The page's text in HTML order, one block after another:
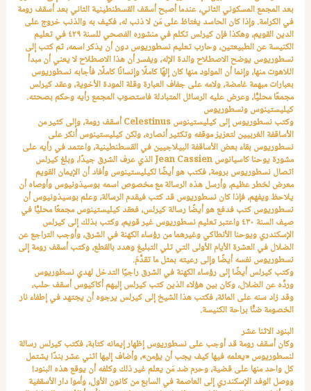
بعد المجمع المسكوني الثاني، عندما أصبح أسقف القسطنطينية الثاني بعد أسقف رومة
في الكرامة. وإذا كان الحاسد يغتاظ على مَن لا ذنب له، فكيف به والذنب خروج على
الدين القويم، وهكذا فإن كيرلس تكلم في منشوره الفصحي للسنة ٤٢٩ في تعليم
الكنيسة عن الطبيعتين، وحارب تعليم نسطوريوس دون أن يذكر اسمه، ثم كتب إلى
نسطوريوس يوضح الاصطلاح والدة الإله، ويفسر أن هذا الاصطلاح لا يعني أن مبدأ
اللاهوت منها، وإنما أن المولود منها كان إلهًا كاملًا وإنسانًا كاملًا، فأجابه نسطوريوس
بعبارات مبهمة غامضة، ولامه على جفاف العبارة وقلة المودة الأخوية، وعقد كيرلس
مجمعًا محليًّا، وعرض عليه الرسائل المتبادلة فاستصوب المجمع رأيه وحكم بصحته.
كيليستينوس ونسطوريوس
وكتب نسطوريوس إلى كيليستينوسCelestinusأسقف رومة، وإلى كثير من
الأساقفة الغربيين لتعزيز موقفه وتكثير أنصاره، ولكن كيليستينوس أنكر على
نسطوريوس بقاء بعض الأساقفة البيلاجيين في القسطنطينية، واعتمد في رأيه على
مشورة يوحنا كاسيانوسJean Cassienالذي عرف الشرق جيدًا، وبلغ كيرلس
اتصال نسطوريوس برومة، فكتب هو أيضًا لكيليستينوس وأفاد أن الإيمان القويم
معرض لخطر عظيم، وأرسل هذه الرسالة مع مخصوص اسمه بوسيذونيوس وأوصاه أن
يلاحظ ويفهم، فإذا كان نسطوريوس قد كتب فيقدم الرسالة، وعلم بوسيذونيوس أن
نسطوريوس كتب فدفع هو أيضًا رسالة كيرلس، فعقد كيليستينوس مجمعًا محليًّا في
صيف السنة ٤٣٠ واعتبر تعليم نسطوريوس غير قويم، وكتب بذلك إلى كيرلس
الإسكندري ويوحنا الأنطاكي وغيرهما من رؤساء الكهنة في الشرق، وأوجب التراجع عن
الضلال في العشرة الأيام الأولى التي تلي التبليغ وهدد بالقطع، وكتب أسقف رومة إلى
نسطوريوس نفسه أيضًا وإلى رعيته بمثل ما تقدَّمَ.
وكتب كيرلس أيضًا إلى رؤساء الكهنة في الشرق راجيًا التدخل لهدي نسطوريوس
وردِّه عن الضلال، وكان بين هؤلاء الذين كتب كيرلس إليهم أكاكيوس أسقف حلب،
وقد زاد سنه على المائة، فكتب هذا الشيخ إلى كيرلس يرجوه أن يجتهد في إطفاء نار
الخصومة ضنًّا براحة الكنيسة.
البنود الاثنا عشر
وكان أسقف رومة قد أوجب على نسطوريوس إظهار إيمانه كتابة، فكتب كيرلس رسالة
لنسطوريوس «يعلمه فيها كيف يجب أن يؤمن»، وأضاف إليها اثني عشر بندًا يشتمل
كل واحد منها على قضية، وحرم ضد مَن يعلم غير ذلك وكلفه أن يوقع هذه البنود!
ووصل الوفد الإسكندري إلى العاصمة في السابع من كانون الأول، وأموا دار الأسقفية